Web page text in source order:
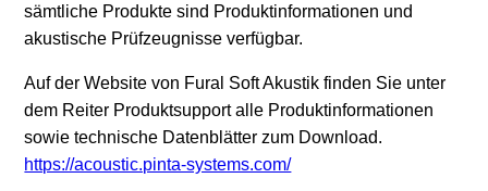
sämtliche Produkte sind Produktinformationen und
akustische Prüfzeugnisse verfügbar.
Auf der Website von Fural Soft Akustik finden Sie unter
dem Reiter Produktsupport alle Produktinformationen
sowie technische Datenblätter zum Download.
https://acoustic.pinta-systems.com/